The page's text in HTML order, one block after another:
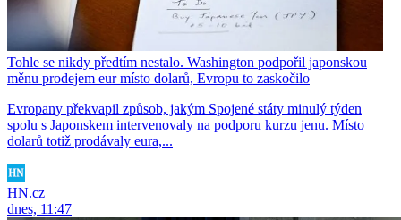
Tohle se nikdy předtím nestalo. Washington podpořil japonskou
měnu prodejem eur místo dolarů, Evropu to zaskočilo
Evropany překvapil způsob, jakým Spojené státy minulý týden
spolu s Japonskem intervenovaly na podporu kurzu jenu. Místo
dolarů totiž prodávaly eura,...
HN.cz
dnes, 11:47